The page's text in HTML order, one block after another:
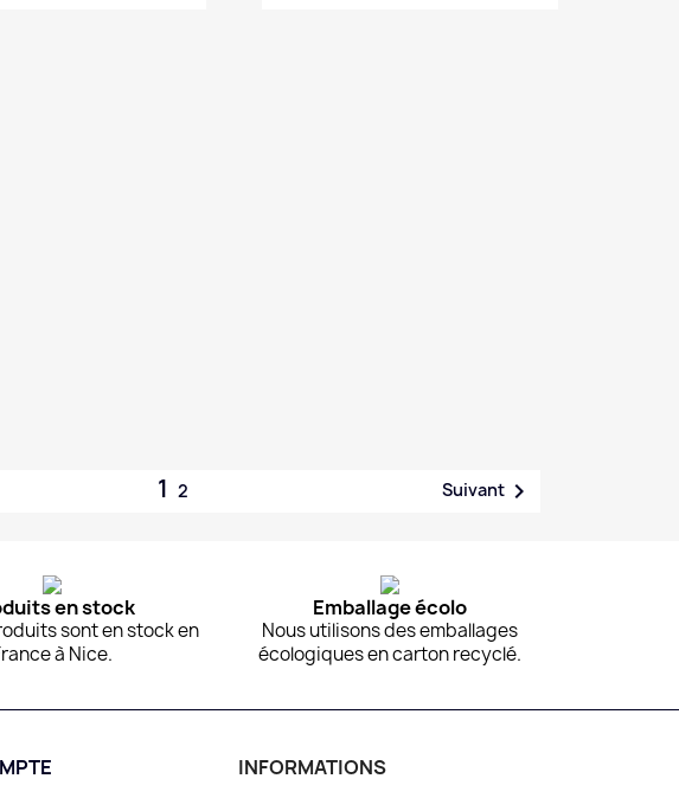
12 Suivant
en stock
sont en stock en
à Nice.
Emballage écolo
Nous utilisons des emballages
écologiques en carton recyclé.
INFORMATIONS